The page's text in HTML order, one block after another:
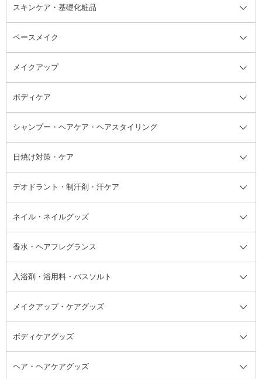
スキンケア・基礎化粧品
スキンケア・基礎化粧品全て
洗顔料
美容液
オールインワン化粧品 フェイスクリーム
フェイスオイル・バーム
ブースター・導入液
洗い流すパック・マスク
リップクリーム・リップケア
顔用マッサージ料
ベースメイク
ベースメイク全て
BBクリーム
コンシーラー ファンデーション
フェイスパウダー
メイクアップ
メイクアップ全て
まつげ美容液 つけまつげ
アイシャドウ
アイブロウ・眉マスカラ
チーク
ハイライト・シェーディング
ボディケア
ボディケア全て
ボディソープ・ハンドソープ・石
けん
ボディケア
レッグ・フットケア
バストケア
ネイルケア
脱毛・除毛ケア
シャンプー・ヘアケア・ヘアスタイリング
シャンプー・ヘアケア・ヘアスタ
イリング全て
洗い流さないトリートメント
ヘアスタイリング剤
頭皮ケア・育毛剤
その他シャンプー・ヘアケア・ヘ
アスタイリング
日焼け対策・ケア
日焼け対策・ケア全て
サンオイル・タンニング
その他日焼け対策・UVケア
デオドラント・制汗剤・汗ケア
デオドラント・制汗剤・汗ケア全
て
フット用デオドラント・制汗剤・
汗ケア
ネイル・ネイルグッズ
ネイル・ネイルグッズ全て
ジェルネイル
リムーバー・除光液
香水・ヘアフレグランス
香水・ヘアフレグランス全て
フレグランスミスト
その他香水・ヘアフレグランス
入浴剤・浴用料・バスソルト
入浴剤・浴用料・バスソルト全て
バスソルト
メイクアップ・ケアグッズ
メイクアップ・ケアグッズ全て
コットン・綿棒
ボディケアグッズ
ボディケアグッズ全て
ヘア・ヘアケアグッズ